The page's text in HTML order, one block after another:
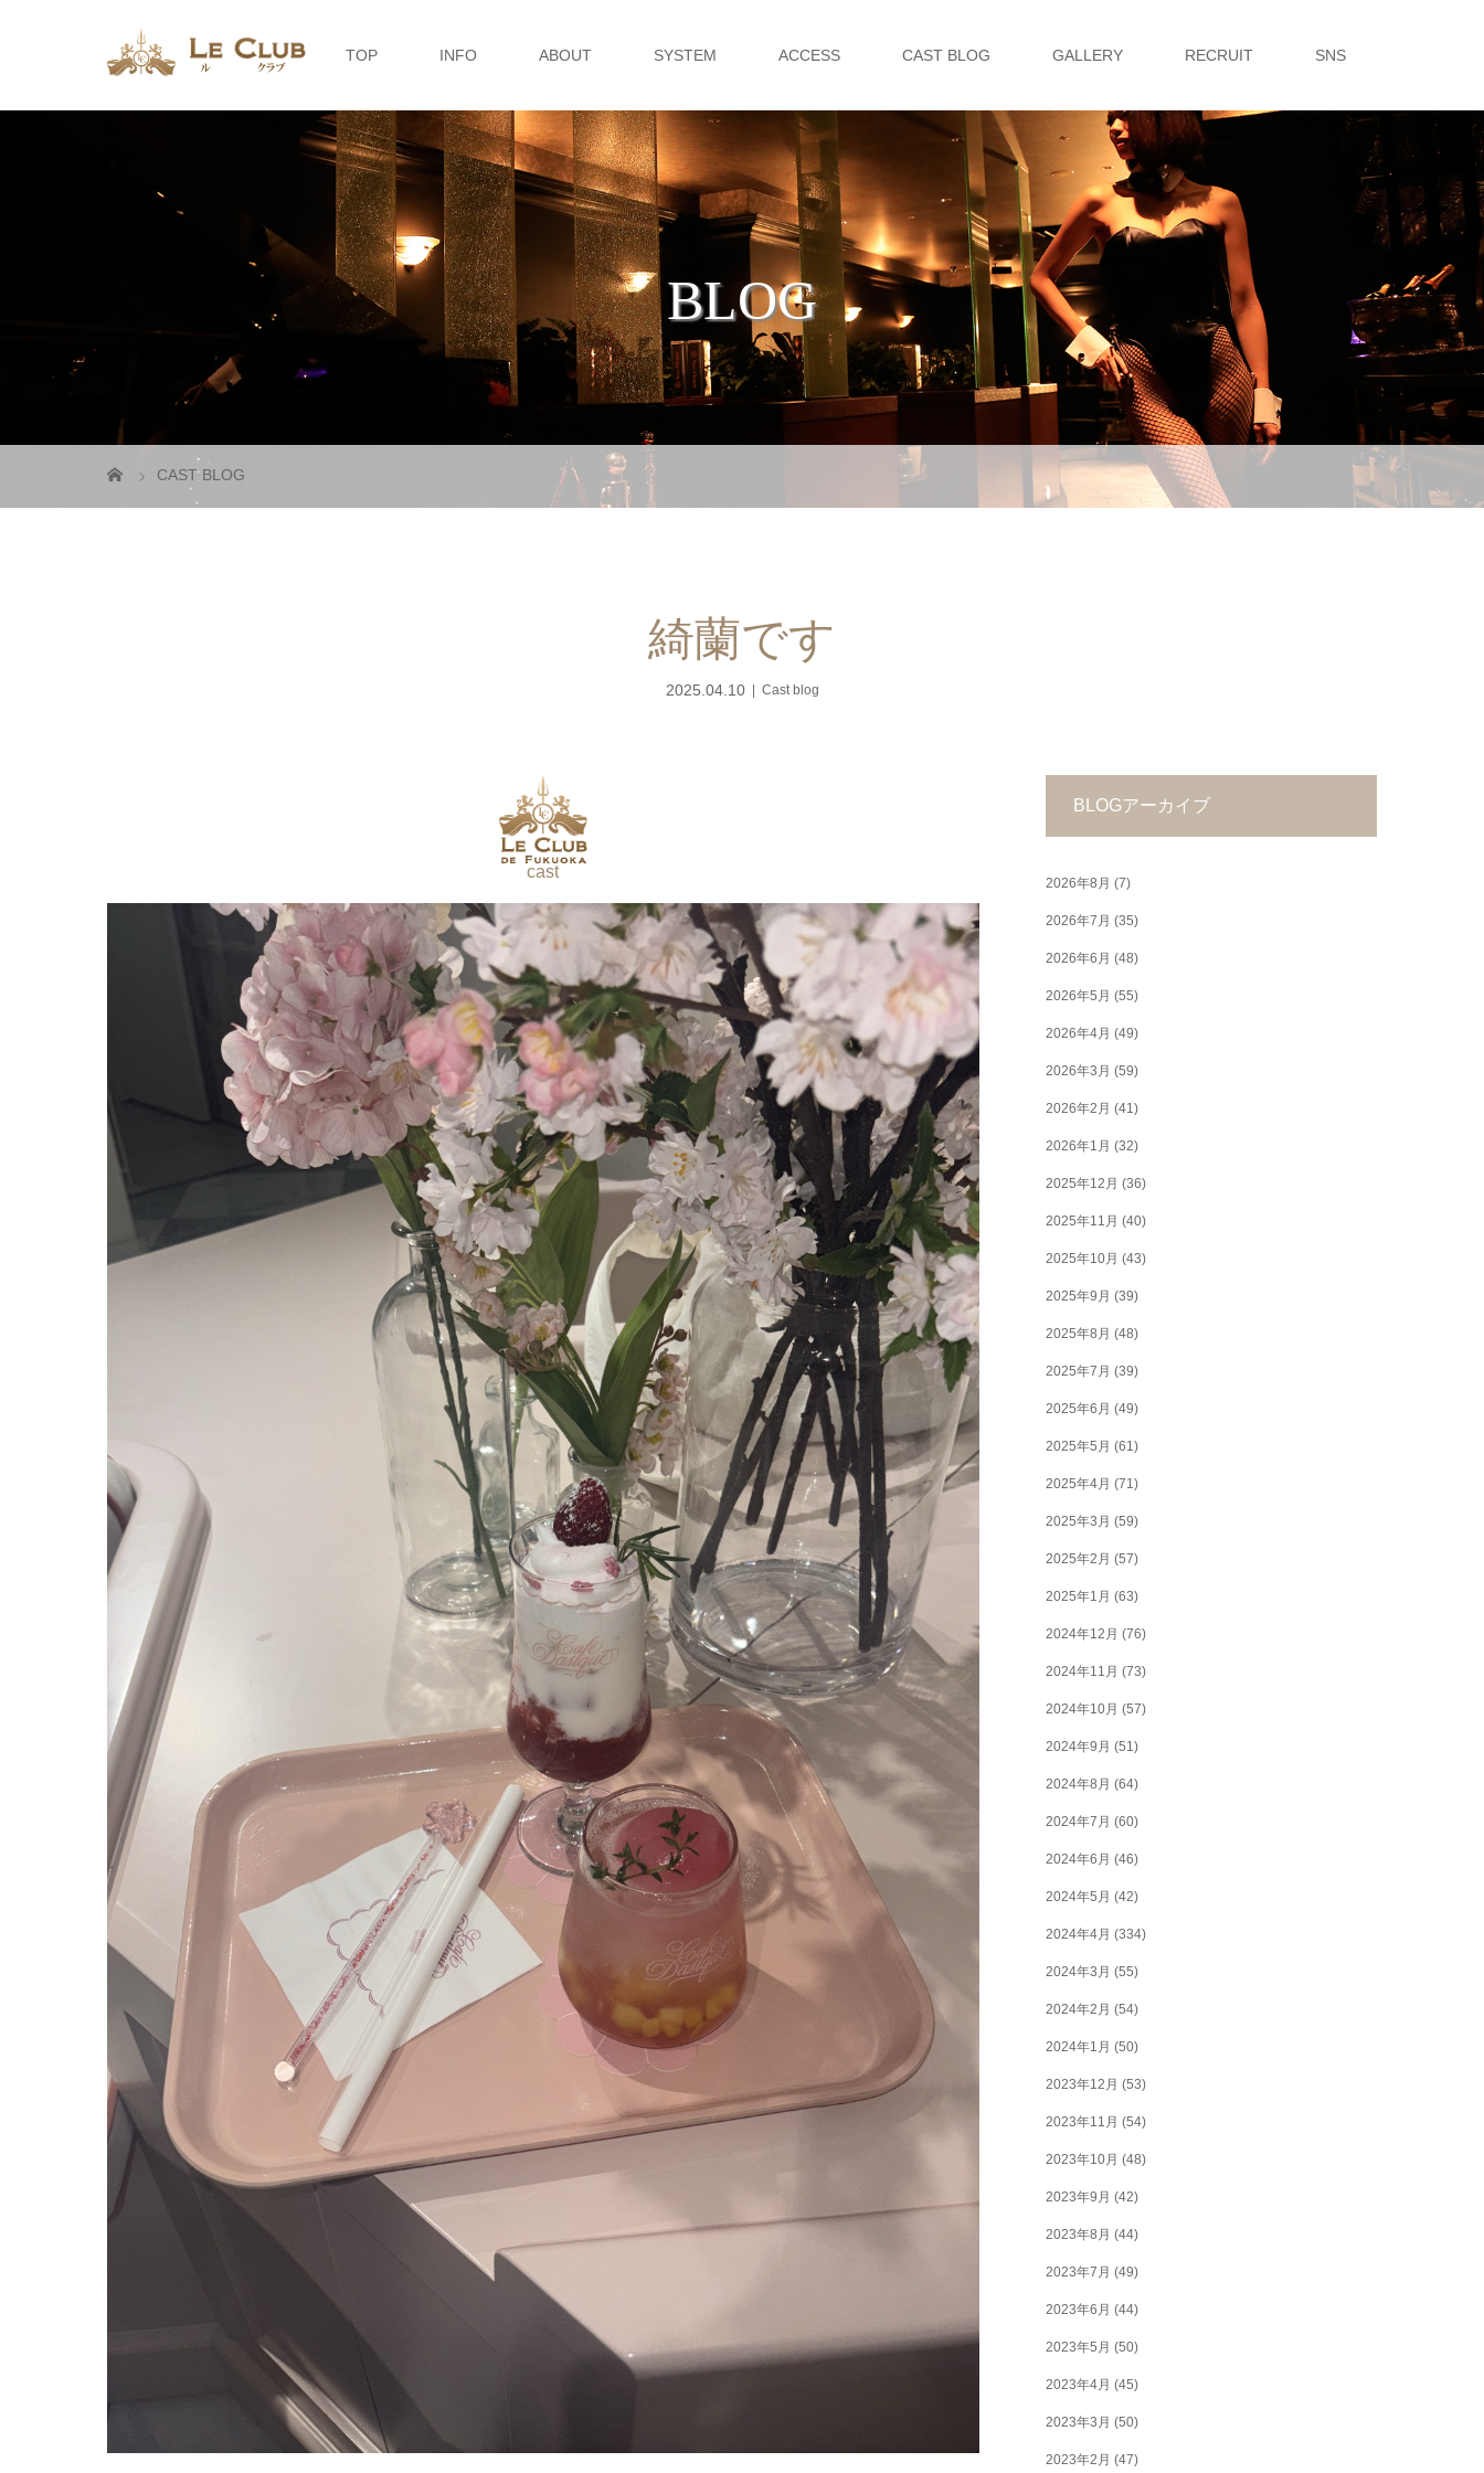
TOP INFO ABOUT SYSTEM ACCESS CAST BLOG GALLERY RECRUIT SNS
BLOG
CAST BLOG
綺蘭です
2025.04.10 Cast blog
cast
BLOGアーカイブ
2026年8月 (7)
2026年7月 (35)
2026年6月 (48)
2026年5月 (55)
2026年4月 (49)
2026年3月 (59)
2026年2月 (41)
2026年1月 (32)
2025年12月 (36)
2025年11月 (40)
2025年10月 (43)
2025年9月 (39)
2025年8月 (48)
2025年7月 (39)
2025年6月 (49)
2025年5月 (61)
2025年4月 (71)
2025年3月 (59)
2025年2月 (57)
2025年1月 (63)
2024年12月 (76)
2024年11月 (73)
2024年10月 (57)
2024年9月 (51)
2024年8月 (64)
2024年7月 (60)
2024年6月 (46)
2024年5月 (42)
2024年4月 (334)
2024年3月 (55)
2024年2月 (54)
2024年1月 (50)
2023年12月 (53)
2023年11月 (54)
2023年10月 (48)
2023年9月 (42)
2023年8月 (44)
2023年7月 (49)
2023年6月 (44)
2023年5月 (50)
2023年4月 (45)
2023年3月 (50)
2023年2月 (47)